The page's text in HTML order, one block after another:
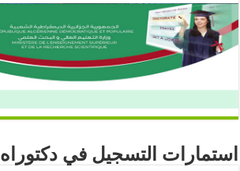
استمارات التسجيل في دكتوراه